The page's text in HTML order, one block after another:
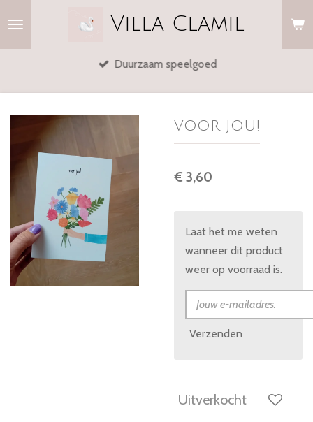
hoofdinhoud
Villa Clamil
Duurzaam speelgoed
voor jou!
€ 3,60
Laat het me weten
wanneer dit product
weer op voorraad is.
Verzenden
Uitverkocht